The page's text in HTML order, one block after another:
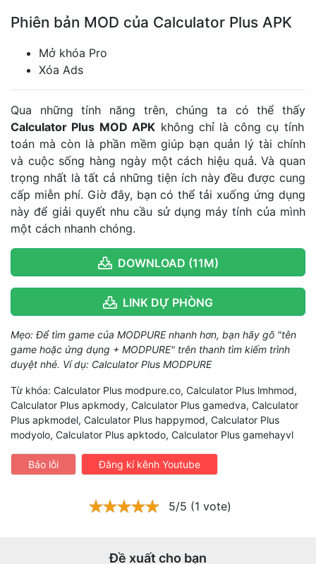
Phiên bản MOD của Calculator Plus APK
Mở khóa Pro
Xóa Ads
Qua những tính năng trên, chúng ta có thể thấy
Calculator Plus MOD APK không chỉ là công cụ tính
toán mà còn là phần mềm giúp bạn quản lý tài chính
và cuộc sống hàng ngày một cách hiệu quả. Và quan
trọng nhất là tất cả những tiện ích này đều được cung
cấp miễn phí. Giờ đây, bạn có thể tải xuống ứng dụng
này để giải quyết nhu cầu sử dụng máy tính của mình
một cách nhanh chóng.
DOWNLOAD (11M)
LINK DỰ PHÒNG
Mẹo: Để tìm game của MODPURE nhanh hơn, bạn hãy gõ "tên
game hoặc ứng dụng + MODPURE" trên thanh tìm kiếm trình
duyệt nhé. Ví dụ: Calculator Plus MODPURE
Từ khóa: Calculator Plus modpure.co, Calculator Plus lmhmod,
Calculator Plus apkmody, Calculator Plus gamedva, Calculator
Plus apkmodel, Calculator Plus happymod, Calculator Plus
modyolo, Calculator Plus apktodo, Calculator Plus gamehayvl
Báo lỗi Đăng kí kênh Youtube
5/5 (1 vote)
Đề xuất cho bạn